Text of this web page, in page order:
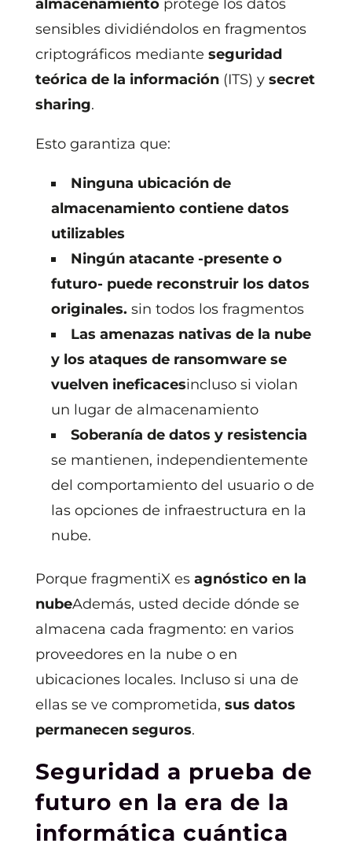
almacenamientoprotege los datos
sensibles dividiéndolos en fragmentos
criptográficos mediante seguridad
teórica de la información(ITS) y secret
sharing.
Esto garantiza que:
Ninguna ubicación de
almacenamiento contiene datos
utilizables
Ningún atacante -presente o
futuro- puede reconstruir los datos
originales. sin todos los fragmentos
Las amenazas nativas de la nube
y los ataques de ransomware se
vuelven ineficacesincluso si violan
un lugar de almacenamiento
Soberanía de datos y resistencia
se mantienen, independientemente
del comportamiento del usuario o de
las opciones de infraestructura en la
nube.
Porque fragmentiX es agnóstico en la
nubeAdemás, usted decide dónde se
almacena cada fragmento: en varios
proveedores en la nube o en
ubicaciones locales. Incluso si una de
ellas se ve comprometida, sus datos
permanecen seguros.
Seguridad a prueba de
futuro en la era de la
informática cuántica